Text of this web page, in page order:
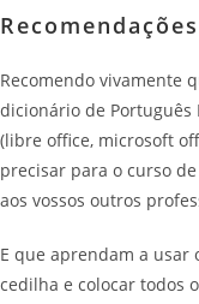
Recomendações
Recomendo vivamente
dicionário de Português
(libre office, microsoft
precisar para o curso
aos vossos outros
E que aprendam a usar
cedilha e colocar todos